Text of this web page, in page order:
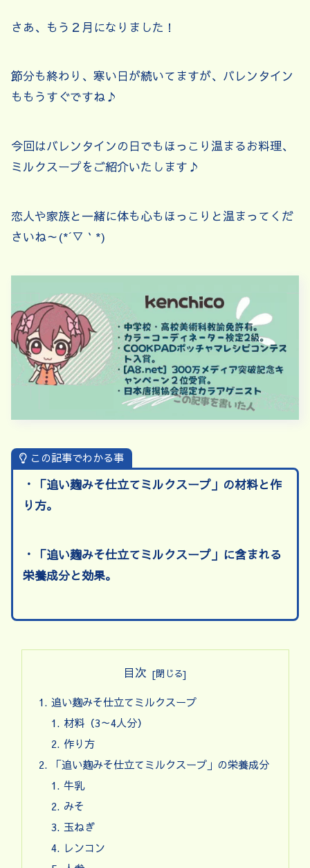
さあ、もう２月になりました！
節分も終わり、寒い日が続いてますが、バレンタイン
ももうすぐですね♪
今回はバレンタインの日でもほっこり温まるお料理、
ミルクスープをご紹介いたします♪
恋人や家族と一緒に体も心もほっこりと温まってくだ
さいね～(*´▽｀*)
この記事でわかる事
・「追い麹みそ仕立てミルクスープ」の材料と作
り方。
・「追い麹みそ仕立てミルクスープ」に含まれる
栄養成分と効果。
目次
追い麹みそ仕立てミルクスープ
材料（3～4人分）
作り方
「追い麹みそ仕立てミルクスープ」の栄養成分
牛乳
みそ
玉ねぎ
レンコン